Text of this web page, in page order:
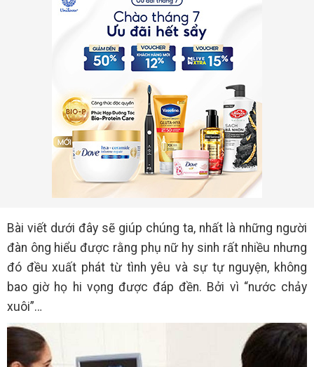
Bài viết dưới đây sẽ giúp chúng ta, nhất là những người
đàn ông hiểu được rằng phụ nữ hy sinh rất nhiều nhưng
đó đều xuất phát từ tình yêu và sự tự nguyện, không
bao giờ họ hi vọng được đáp đền. Bởi vì “nước chảy
xuôi”…